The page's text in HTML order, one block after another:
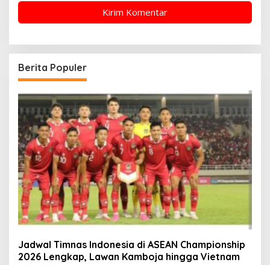
Berita Populer
Jadwal Timnas Indonesia di ASEAN Championship
2026 Lengkap, Lawan Kamboja hingga Vietnam